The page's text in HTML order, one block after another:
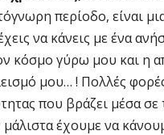
περίοδο, είναι
να κάνεις με ένα
κόσμο γύρω μου και η
μου… ! Πολλές
που βράζει μέσα
έχουμε να